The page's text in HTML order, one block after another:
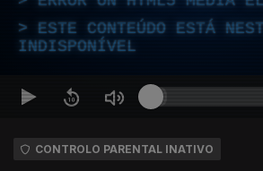
ESTE CONTEÚDO ESTÁ
INDISPONÍVEL
CONTROLO PARENTAL INATIVO